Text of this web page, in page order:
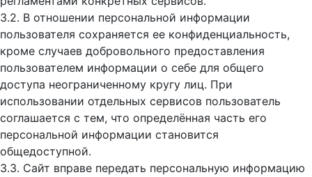
3.2. В отношении персональной информации
пользователя сохраняется ее конфиденциальность,
кроме случаев добровольного предоставления
пользователем информации о себе для общего
доступа неограниченному кругу лиц. При
использовании отдельных сервисов пользователь
соглашается с тем, что определённая часть его
персональной информации становится
общедоступной.
3.3. Сайт вправе передать персональную информацию